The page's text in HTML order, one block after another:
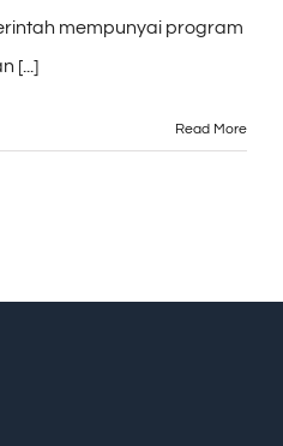
mempunyai program
[...]
Read More